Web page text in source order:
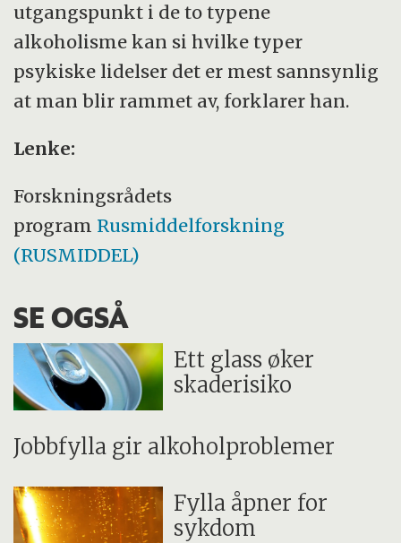
utgangspunkt i de to typene
alkoholisme kan si hvilke typer
psykiske lidelser det er mest sannsynlig
at man blir rammet av, forklarer han.
Lenke:
Forskningsrådets
program Rusmiddelforskning
(RUSMIDDEL)
SE OGSÅ
Ett glass øker
skaderisiko
Jobbfylla gir alkoholproblemer
Fylla åpner for
sykdom